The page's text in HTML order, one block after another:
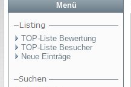
Menü
TOP-Liste Bewertung
TOP-Liste Besucher
Neue Einträge